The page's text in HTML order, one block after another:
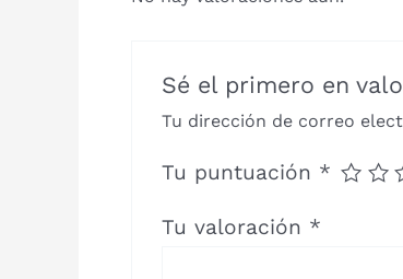
Sé el primero en
Tu dirección de correo
Tu puntuación *
Tu valoración *